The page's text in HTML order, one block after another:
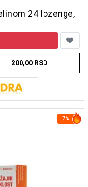
24 lozenge,
200,00 RSD
7%